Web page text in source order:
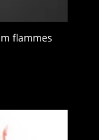
flammes